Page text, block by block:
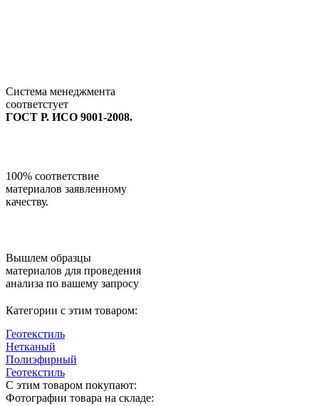
Система менеджмента
соответстует
ГОСТ Р. ИСО 9001-2008.
100% соответствие
материалов заявленному
качеству.
Вышлем образцы
материалов для проведения
анализа по вашему запросу
Категории с этим товаром:
Геотекстиль
Нетканый
Полиэфирный
Геотекстиль
С этим товаром покупают:
Фотографии товара на складе: